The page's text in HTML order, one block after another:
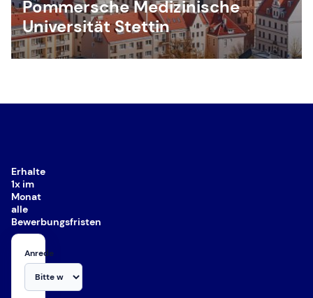
Pommersche Medizinische
Universität Stettin
Erhalte
1x im
Monat
alle
Bewerbungsfristen
Anrede